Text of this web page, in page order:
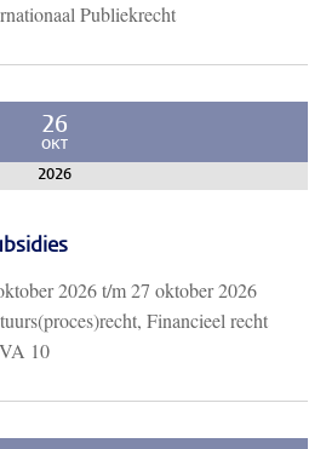
Publiekrecht
26
OKT
2026
2026t/m27 oktober 2026
Financieel recht
10